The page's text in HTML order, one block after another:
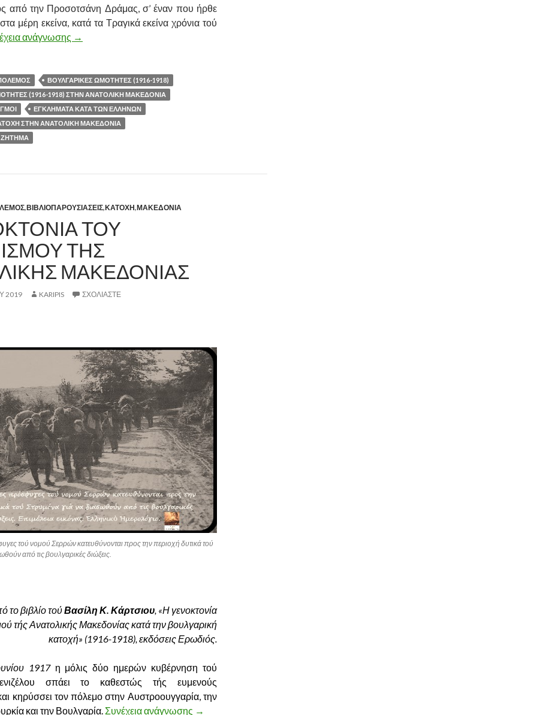
από την Προσοτσάνη Δράμας, σ’ έναν που ήρθε
μέρη εκείνα, κατά τα Τραγικά εκείνα χρόνια τού
ανάγνωσης ΒΟΥΛΓΑΡΙΚΕΣ ΩΜΟΤΗΤΕΣ (1916-1918) ΣΤΗΝ ΑΝΑΤΟΛΙΚΗ ΜΑΚΕΔΟΝΙΑ
→
ΒΟΥΛΓΑΡΙΚΕΣ ΩΜΟΤΗΤΕΣ (1916-1918)
(1916-1918) ΣΤΗΝ ΑΝΑΤΟΛΙΚΗ ΜΑΚΕΔΟΝΙΑ
ΕΓΚΛΗΜΑΤΑ ΚΑΤΑ ΤΩΝ ΕΛΛΗΝΩΝ
ΣΤΗΝ ΑΝΑΤΟΛΙΚΗ ΜΑΚΕΔΟΝΙΑ
,ΒΙΒΛΙΟΠΑΡΟΥΣΙΑΣΕΙΣ,ΚΑΤΟΧΗ,ΜΑΚΕΔΟΝΙΑ
ΤΟΥ
ΤΗΣ
ΜΑΚΕΔΟΝΙΑΣ
2019 KARIPIS ΣΧΟΛΙΆΣΤΕ
τού νομού Σερρών κατευθύνονται προς την περιοχή δυτικά τού
από τις βουλγαρικές διώξεις.
το βιβλίο τούΒασίλη Κ. Κάρτσιου, «Η γενοκτονία
τής Ανατολικής Μακεδονίας κατά την βουλγαρική
κατοχή» (1916-1918), εκδόσεις Ερωδιός.
1917η μόλις δύο ημερών κυβέρνηση τού
σπάει το καθεστώς τής ευμενούς
κηρύσσει τον πόλεμο στην Αυστροουγγαρία, την
και την Βουλγαρία. Συνέχεια ανάγνωσης Η ΓΕΝΟΚΤΟΝΙΑ ΤΟΥ ΕΛΛΗΝΙΣΜΟΥ ΤΗΣ ΑΝΑΤΟΛΙΚΗΣ ΜΑΚΕΔΟΝΙΑΣ
→